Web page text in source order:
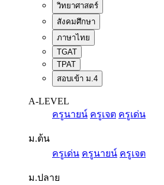
วิทยาศาสตร์
สังคมศึกษา
ภาษาไทย
TGAT
TPAT
สอบเข้า ม.4
A-LEVEL
ครูนายน์ ครูเจต ครูเด่น
ม.ต้น
ครูเด่น ครูนายน์ ครูเจต
ม.ปลาย